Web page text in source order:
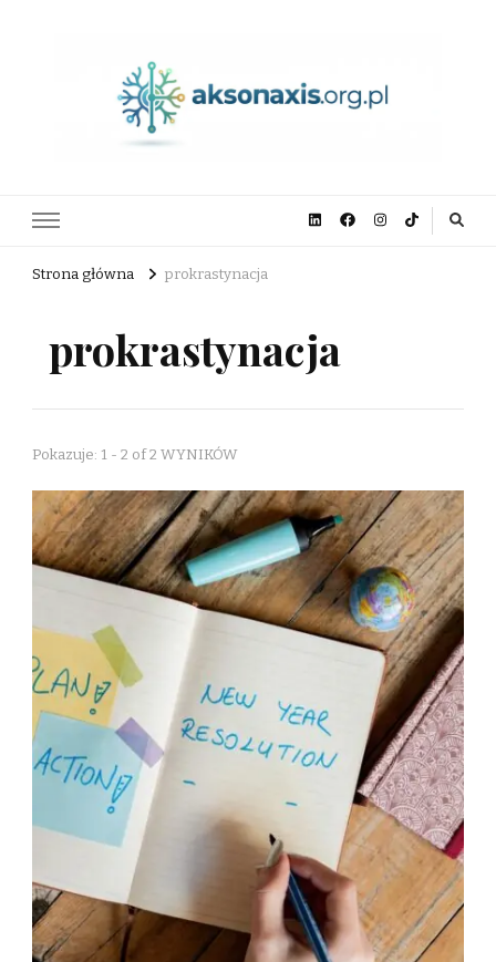
Strona główna prokrastynacja
prokrastynacja
Pokazuje: 1 - 2 of 2 WYNIKÓW